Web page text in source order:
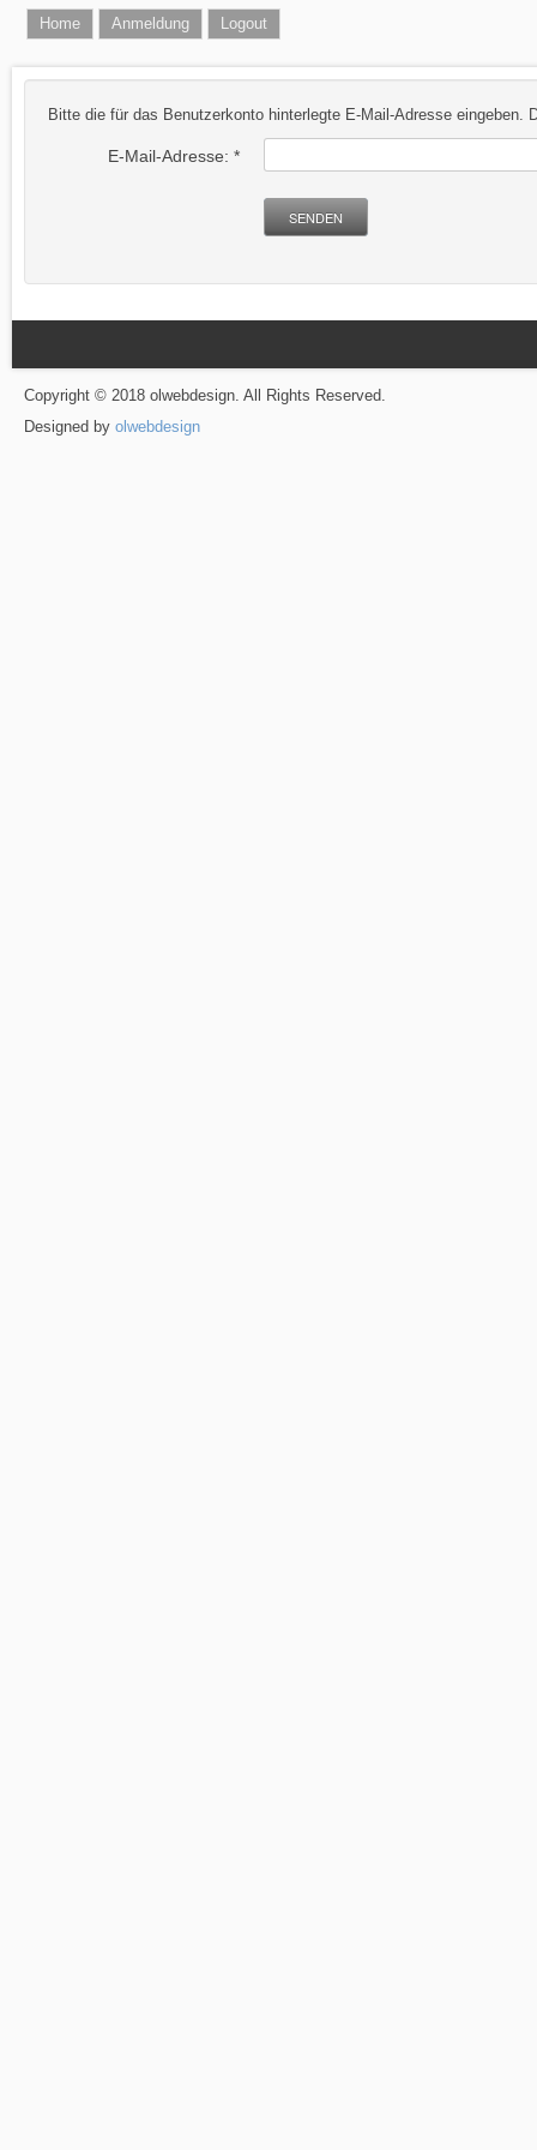
Home Anmeldung Logout
Bitte die für das Benutzerkonto hinterlegte E-Mail-Adresse
E-Mail-Adresse: *
SENDEN
Copyright © 2018 olwebdesign. All Rights Reserved.
Designed by olwebdesign